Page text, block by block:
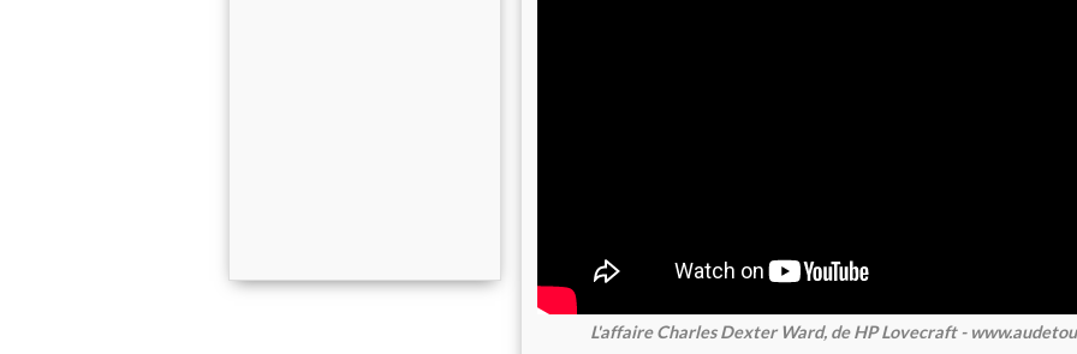
L'affaire Charles Dexter Ward, de HP Lovecraft -